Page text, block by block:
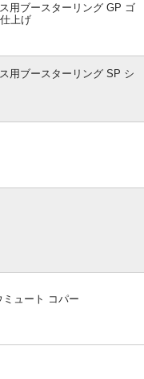
用ブースターリング GP ゴ
上げ
用ブースターリング SP シ
ュート コパー